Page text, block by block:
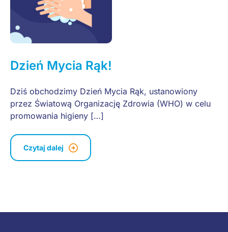
Dzień Mycia Rąk!
Dziś obchodzimy Dzień Mycia Rąk, ustanowiony
przez Światową Organizację Zdrowia (WHO) w celu
promowania higieny […]
Czytaj dalej